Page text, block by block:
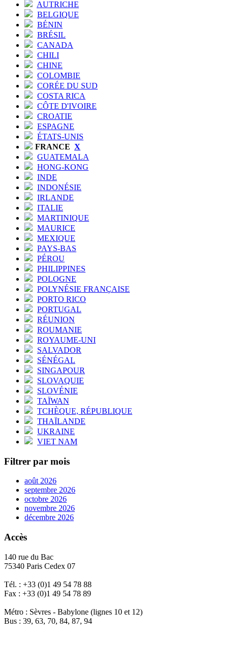
AUTRICHE
BELGIQUE
BÉNIN
BRÉSIL
CANADA
CHILI
CHINE
COLOMBIE
CORÉE DU SUD
COSTA RICA
CÔTE D'IVOIRE
CROATIE
ESPAGNE
ÉTATS-UNIS
FRANCE X
GUATEMALA
HONG-KONG
INDE
INDONÉSIE
IRLANDE
ITALIE
MARTINIQUE
MAURICE
MEXIQUE
PAYS-BAS
PÉROU
PHILIPPINES
POLOGNE
POLYNÉSIE FRANÇAISE
PORTO RICO
PORTUGAL
RÉUNION
ROUMANIE
ROYAUME-UNI
SALVADOR
SÉNÉGAL
SINGAPOUR
SLOVAQUIE
SLOVÉNIE
TAÏWAN
TCHÈQUE, RÉPUBLIQUE
THAÏLANDE
UKRAINE
VIET NAM
Filtrer par mois
août 2026
septembre 2026
octobre 2026
novembre 2026
décembre 2026
Accès
140 rue du Bac
75340 Paris Cedex 07
Tél. : +33 (0)1 49 54 78 88
Fax : +33 (0)1 49 54 78 89
Métro : Sèvres - Babylone (lignes 10 et 12)
Bus : 39, 63, 70, 84, 87, 94